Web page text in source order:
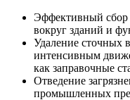
Эффективный сбор
вокруг зданий и
Удаление сточных
интенсивным
как заправочные
Отведение
промышленных